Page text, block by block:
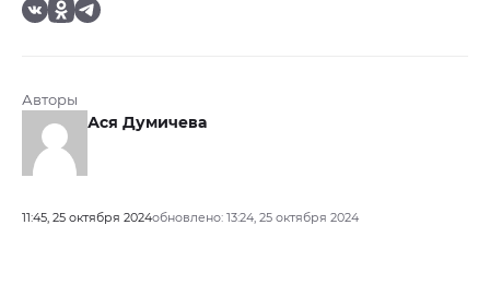
Авторы
Ася Думичева
11:45, 25 октября 2024обновлено: 13:24, 25 октября 2024